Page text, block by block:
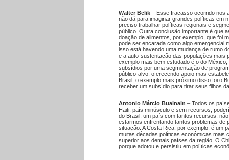
Walter Belik– Esse fracasso ocorrido nos
não dá para imaginar grandes políticas em
preciso trabalhar políticas regionais e
público. Outra conclusão importante é que
doação de alimentos, por exemplo, que foi
pode ser encarada como algo emergencial
isso está havendo uma mudança de rumo
e a auto-sustentação das populações mais
exemplo mais bem estudado é o do
subsídios por uma segmentação de
público-alvo, oferecendo apoio mas
Brasil, o exemplo mais próximo disso foi o
receber um subsídio para tirar seus filhos
Antonio Márcio Buainain – Todos os
Haiti, país minúsculo e sem recursos,
do Brasil, um país com tantos recursos,
estarmos enfrentando tantos problemas de
situação. A Costa Rica, por exemplo, é um
muitas décadas políticas econômicas mais
superior aos demais países da região. O
porque adotou e persistiu em políticas